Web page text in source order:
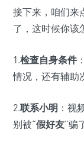
接下来，咱们来
了，这时候你该
1.检查自身条件
情况，还有辅助
2.联系小明 ：视
别被“假好友”骗